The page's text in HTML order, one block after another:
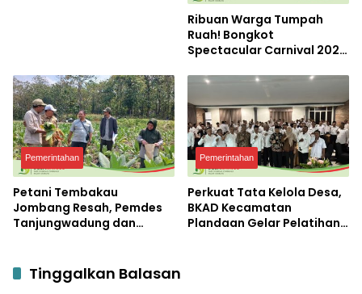
Ribuan Warga Tumpah
Ruah! Bongkot
Spectacular Carnival 2026
Terbesar di Peterongan
Pemerintahan
Petani Tembakau
Jombang Resah, Pemdes
Tanjungwadung dan
Pemerintahan
Perkuat Tata Kelola Desa,
BKAD Kecamatan
Plandaan Gelar Pelatihan
Tinggalkan Balasan